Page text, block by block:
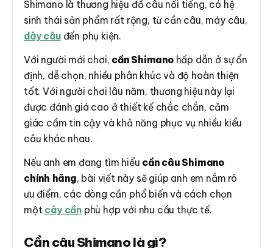
Shimano là thương hiệu đồ câu nổi tiếng, có hệ
sinh thái sản phẩm rất rộng, từ cần câu, máy câu,
dây câuđến phụ kiện.
Với người mới chơi, cần Shimanohấp dẫn ở sự ổn
định, dễ chọn, nhiều phân khúc và độ hoàn thiện
tốt. Với người chơi lâu năm, thương hiệu này lại
được đánh giá cao ở thiết kế chắc chắn, cảm
giác cầm tin cậy và khả năng phục vụ nhiều kiểu
câu khác nhau.
Nếu anh em đang tìm hiểu cần câu Shimano
chính hãng, bài viết này sẽ giúp anh em nắm rõ
ưu điểm, các dòng cần phổ biến và cách chọn
một cây cầnphù hợp với nhu cầu thực tế.
Cần câu Shimano là gì?